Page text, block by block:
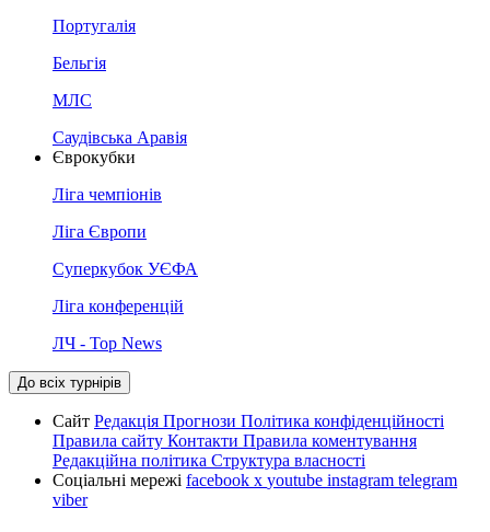
Португалія
Бельгія
МЛС
Саудівська Аравія
Єврокубки
Ліга чемпіонів
Ліга Європи
Суперкубок УЄФА
Ліга конференцій
ЛЧ - Top News
До всіх турнірів
Сайт Редакція Прогнози Політика конфіденційності
Правила сайту Контакти Правила коментування
Редакційна політика Структура власності
Соціальні мережі facebook x youtube instagram telegram
viber